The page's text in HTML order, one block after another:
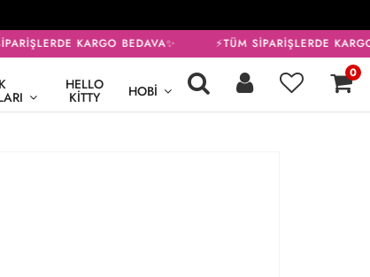
KARGO BEDAVA✨ ⚡TÜM SİPARİŞLERDE
HELLO
KITTY HOBI
0